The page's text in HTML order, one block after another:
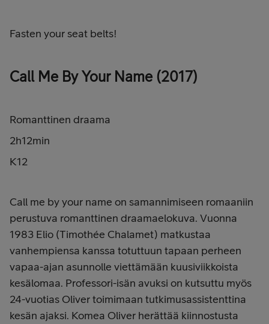
Fasten your seat belts!
Call Me By Your Name (2017)
Romanttinen draama
2h12min
K12
Call me by your name on samannimiseen romaaniin
perustuva romanttinen draamaelokuva. Vuonna
1983 Elio (Timothée Chalamet) matkustaa
vanhempiensa kanssa totuttuun tapaan perheen
vapaa-ajan asunnolle viettämään kuusiviikkoista
kesälomaa. Professori-isän avuksi on kutsuttu myös
24-vuotias Oliver toimimaan tutkimusassistenttina
kesän ajaksi. Komea Oliver herättää kiinnostusta